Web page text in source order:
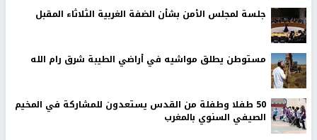
جلسة لمجلس الأمن بشأن الضفة الغربية الثلاثاء المقبل
مستوطن يطلق مواشيه في أراضي الطيبة شرق رام الله
50 طفلا وطفلة من القدس يستعدون للمشاركة في المخيم
الصيفي السنوي بالمغرب